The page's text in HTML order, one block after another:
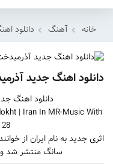
خانه آهنگ دانلود
دانلود اهنگ جدید
دانلود اهنگ
| Iran In MR-Music With
اثری جدید به نام ایران از
سانگ منتشر شد و